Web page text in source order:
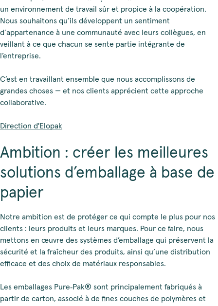
un environnement de travail sûr et propice à la coopération.
Nous souhaitons qu’ils développent un sentiment
d’appartenance à une communauté avec leurs collègues, en
veillant à ce que chacun se sente partie intégrante de
l’entreprise.
C’est en travaillant ensemble que nous accomplissons de
grandes choses — et nos clients apprécient cette approche
collaborative.
Direction d'Elopak
Ambition : créer les meilleures
solutions d’emballage à base de
papier
Notre ambition est de protéger ce qui compte le plus pour nos
clients : leurs produits et leurs marques. Pour ce faire, nous
mettons en œuvre des systèmes d’emballage qui préservent la
sécurité et la fraîcheur des produits, ainsi qu’une distribution
efficace et des choix de matériaux responsables.
Les emballages Pure‑Pak® sont principalement fabriqués à
partir de carton, associé à de fines couches de polymères et